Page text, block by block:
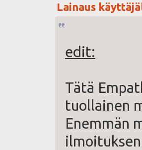
Lainaus
edit:
Tätä
tuollainen
Enemmän